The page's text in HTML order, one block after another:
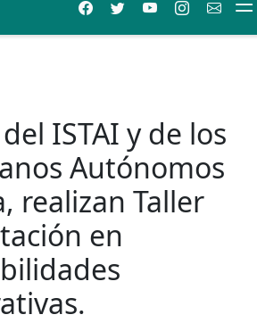
ISTAI y de los
Autónomos
realizan Taller
en